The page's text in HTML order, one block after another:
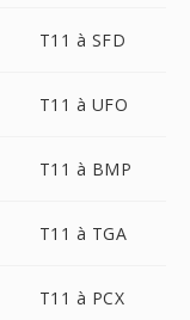
T11 à SFD
T11 à UFO
T11 à BMP
T11 à TGA
T11 à PCX